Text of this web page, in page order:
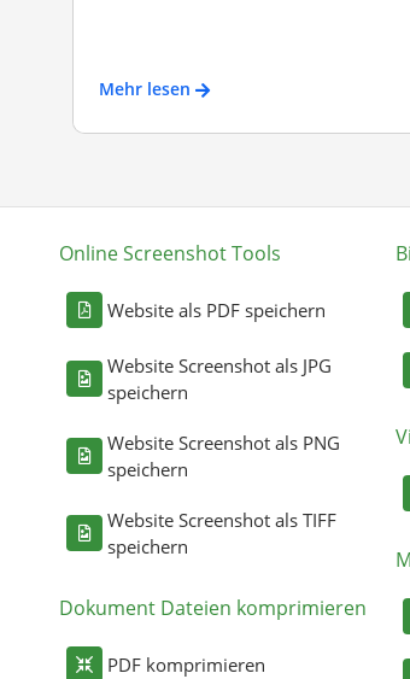
Mehr lesen
Online Screenshot Tools
Website als PDF speichern
Website Screenshot als JPG
speichern
Website Screenshot als PNG
speichern
Website Screenshot als TIFF
speichern
Dokument Dateien komprimieren
PDF komprimieren